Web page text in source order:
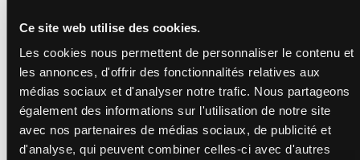
Ce site web utilise des cookies.
Les cookies nous permettent de personnaliser le contenu et
les annonces, d'offrir des fonctionnalités relatives aux
médias sociaux et d'analyser notre trafic. Nous partageons
également des informations sur l'utilisation de notre site
avec nos partenaires de médias sociaux, de publicité et
d'analyse, qui peuvent combiner celles-ci avec d'autres